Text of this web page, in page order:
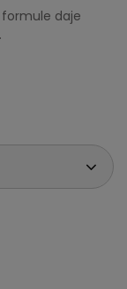
formule daje